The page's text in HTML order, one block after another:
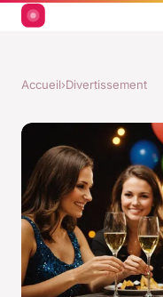
Accueil›Divertissement